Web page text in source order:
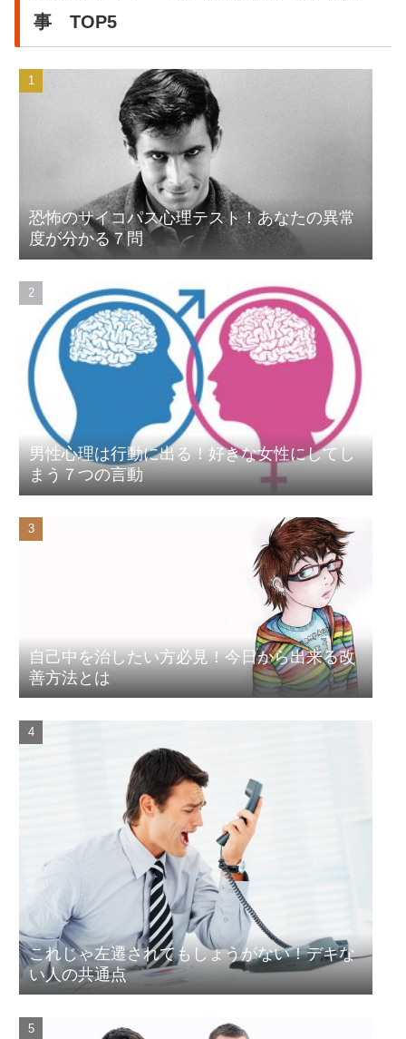
事 TOP5
恐怖のサイコパス心理テスト！あなたの異常
度が分かる７問
男性心理は行動に出る！好きな女性にしてし
まう７つの言動
自己中を治したい方必見！今日から出来る改
善方法とは
これじゃ左遷されてもしょうがない！デキな
い人の共通点